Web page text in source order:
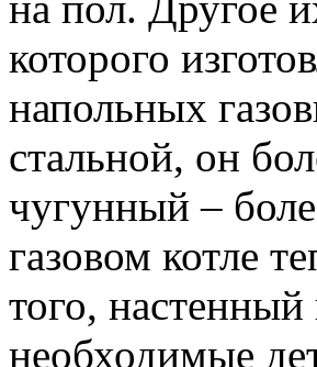
которого
напольных
стальной, он
чугунный –
газовом котле
того, настенный
необходимые